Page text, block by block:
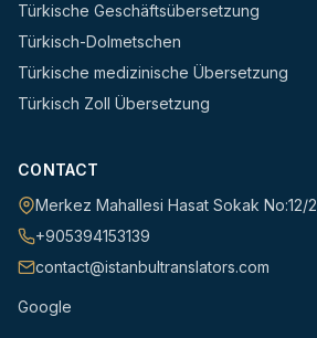
Türkische Geschäftsübersetzung
Türkisch-Dolmetschen
Türkische medizinische Übersetzung
Türkisch Zoll Übersetzung
CONTACT
Merkez Mahallesi Hasat Sokak No:12/2
+905394153139
contact@istanbultranslators.com
Google